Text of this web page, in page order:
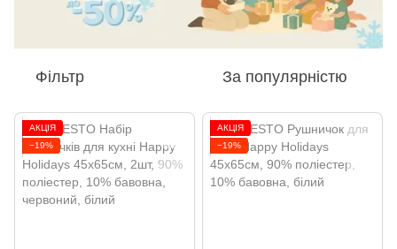
Фільтр За популярністю
АКЦІЯ
−19%
АКЦІЯ
−19%